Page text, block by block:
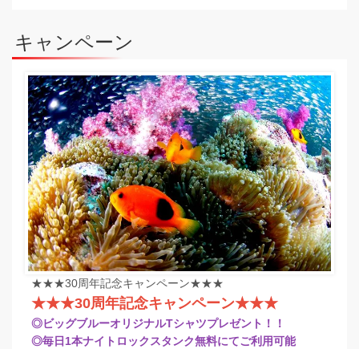
キャンペーン
★★★30周年記念キャンペーン★★★
★★★30周年記念キャンペーン★★★
◎ビッグブルーオリジナルTシャツプレゼント！！
◎毎日1本ナイトロックスタンク無料にてご利用可能